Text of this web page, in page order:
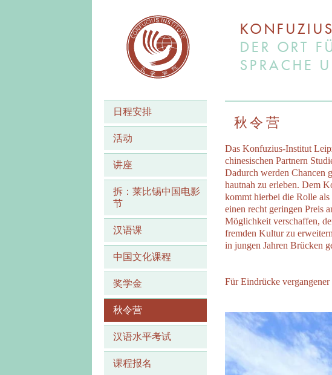
DER ORT
SPRACHE
日程安排
活动
讲座
拆：莱比锡中国电影
节
汉语课
中国文化课程
奖学金
秋令营
汉语水平考试
课程报名
秋令营
Das Konfuzius-Institut
chinesischen Partnern
Dadurch werden Chancen
hautnah zu erleben. Dem
kommt hierbei die Rolle
einen recht geringen Preis
Möglichkeit verschaffen,
fremden Kultur zu
in jungen Jahren Brücken
Für Eindrücke